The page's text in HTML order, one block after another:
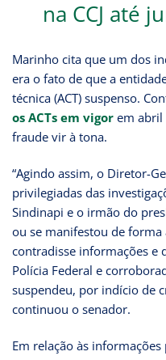
na CCJ até
Marinho cita que um dos
era o fato de que a
técnica (ACT) suspenso.
os ACTs em vigor em abril
fraude vir à tona.
“Agindo assim, o Diretor-
privilegiadas das
Sindinapi e o irmão do
ou se manifestou de
contradisse informações e
Polícia Federal e
suspendeu, por indício de
continuou o senador.
Em relação às